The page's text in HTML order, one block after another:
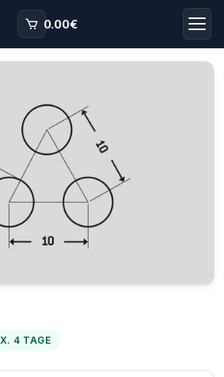
0.00€
4 TAGE